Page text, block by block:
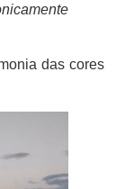
das cores